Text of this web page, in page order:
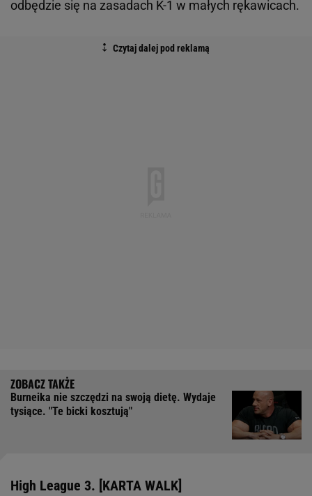
odbędzie się na zasadach K-1 w małych rękawicach.
Burneika nie szczędzi na swoją dietę. Wydaje
tysiące. "Te bicki kosztują"
High League 3. [KARTA WALK]